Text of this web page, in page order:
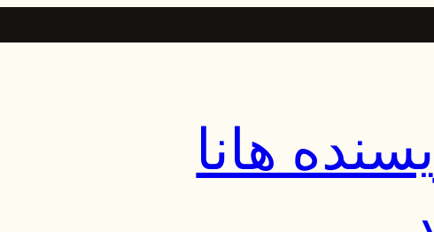
هانا